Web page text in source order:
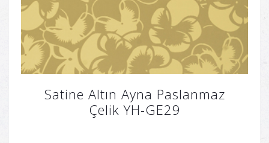
Satine Altın Ayna Paslanmaz
Çelik YH-GE29